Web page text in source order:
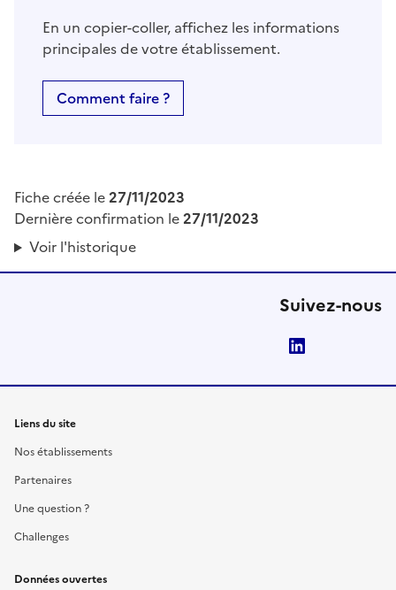
En un copier-coller, affichez les informations
principales de votre établissement.
Comment faire ?
Fiche créée le27/11/2023
Dernière confirmation le27/11/2023
Voir l'historique
Suivez-nous
Liens du site
Nos établissements
Partenaires
Une question ?
Challenges
Données ouvertes